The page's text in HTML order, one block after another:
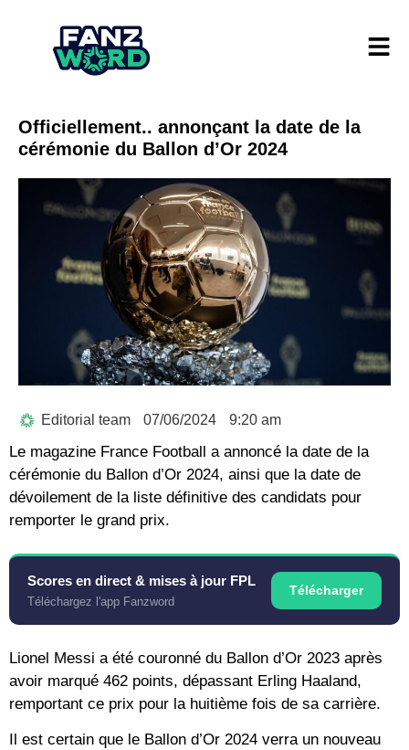
Officiellement.. annonçant la date de la
cérémonie du Ballon d’Or 2024
Editorial team 07/06/2024 9:20 am
Le magazine France Football a annoncé la date de la
cérémonie du Ballon d’Or 2024, ainsi que la date de
dévoilement de la liste définitive des candidats pour
remporter le grand prix.
Scores en direct & mises à jour FPL
Téléchargez l'app Fanzword
Télécharger
Lionel Messi a été couronné du Ballon d’Or 2023 après
avoir marqué 462 points, dépassant Erling Haaland,
remportant ce prix pour la huitième fois de sa carrière.
Il est certain que le Ballon d’Or 2024 verra un nouveau